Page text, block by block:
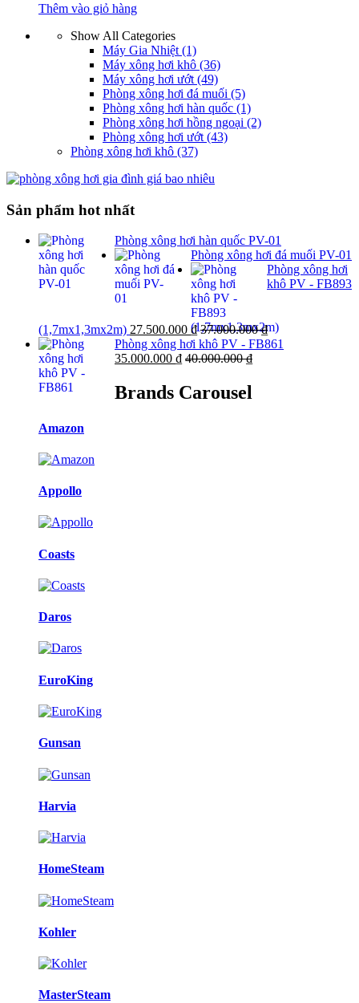
Thêm vào giỏ hàng
Show All Categories
Máy Gia Nhiệt (1)
Máy xông hơi khô (36)
Máy xông hơi ướt (49)
Phòng xông hơi đá muối (5)
Phòng xông hơi hàn quốc (1)
Phòng xông hơi hồng ngoại (2)
Phòng xông hơi ướt (43)
Phòng xông hơi khô (37)
Sản phẩm hot nhất
Phòng xông hơi hàn quốc PV-01
Phòng xông hơi đá muối PV-01
Phòng xông hơi
khô PV - FB893
(1,7mx1,3mx2m) 27.500.000 ₫ 37.000.000₫
Phòng xông hơi khô PV - FB861
35.000.000 ₫ 40.000.000₫
Brands Carousel
Amazon
Appollo
Coasts
Daros
EuroKing
Gunsan
Harvia
HomeSteam
Kohler
MasterSteam